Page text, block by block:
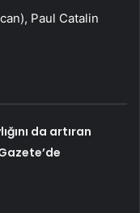
Paul Catalin
da artıran